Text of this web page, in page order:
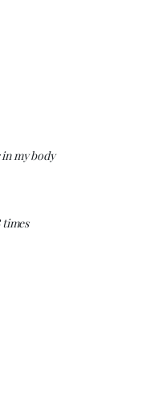
in my body
times